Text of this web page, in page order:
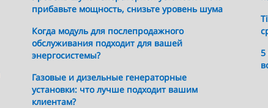
прибавьте мощность, снизьте уровень шума
Когда модуль для послепродажного
обслуживания подходит для вашей
энергосистемы?
Газовые и дизельные генераторные
установки: что лучше подходит вашим
клиентам?
5